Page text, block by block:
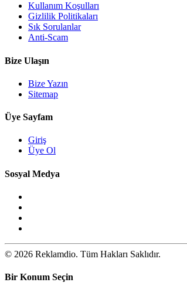
Kullanım Koşulları
Gizlilik Politikaları
Sık Sorulanlar
Anti-Scam
Bize Ulaşın
Bize Yazın
Sitemap
Üye Sayfam
Giriş
Üye Ol
Sosyal Medya
© 2026 Reklamdio. Tüm Hakları Saklıdır.
Bir Konum Seçin